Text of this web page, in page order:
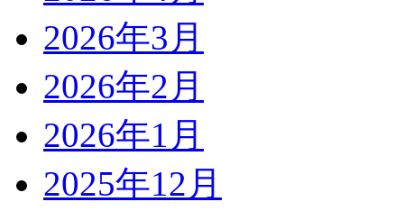
2026年3月
2026年2月
2026年1月
2025年12月